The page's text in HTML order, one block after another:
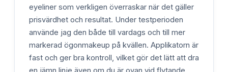
eyeliner som verkligen överraskar när det gäller
prisvärdhet och resultat. Under testperioden
använde jag den både till vardags och till mer
markerad ögonmakeup på kvällen. Applikatorn är
fast och ger bra kontroll, vilket gör det lätt att dra